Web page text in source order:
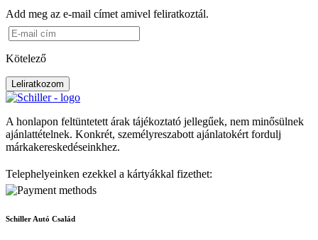
Add meg az e-mail címet amivel feliratkoztál.
Kötelező
Leliratkozom
A honlapon feltüntetett árak tájékoztató jellegűek, nem minősülnek
ajánlattételnek. Konkrét, személyreszabott ajánlatokért fordulj
márkakereskedéseinkhez.
Telephelyeinken ezekkel a kártyákkal fizethet:
Schiller Autó Család